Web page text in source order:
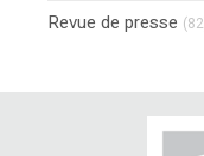
Revue de presse